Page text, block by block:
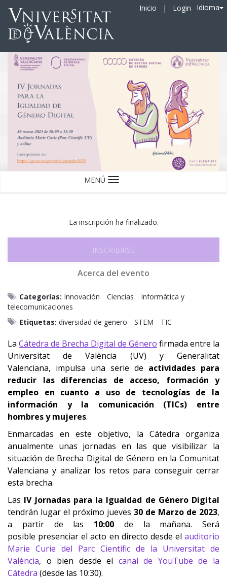
Inicio | Login Idioma
MENÚ Idioma
La inscripción ha finalizado.
INSCRIBIRSE
Acerca del evento
Categorías: Innovación Ciencias
Informática y
telecomunicaciones
Etiquetas: diversidad de genero STEM TIC
La Cátedra de Brecha Digital de Género firmada entre la
Universitat de València (UV) y Generalitat
Valenciana, impulsa una serie de actividades para
reducir las diferencias de acceso, formación y
empleo en cuanto a uso de tecnologías de la
información y la comunicación (TICs) entre
hombres y mujeres.
Enmarcadas en este objetivo, la Cátedra organiza
anualmente unas jornadas en las que visibilizar la
situación de Brecha Digital de Género en la Comunitat
Valenciana y analizar los retos para conseguir cerrar
esta brecha.
Las IV Jornadas para la Igualdad de Género Digital
tendrán lugar el próximo jueves 30 de Marzo de 2023,
a partir de las 10:00 de la mañana. Será
posible presenciar el acto en directo desde el auditorio
Marie Curie del Parc Científic de la Universitat de
València, o bien desde el canal de YouTube de la
Cátedra (desde las 10:30).